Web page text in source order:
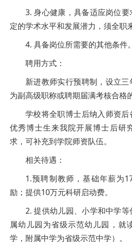
3. 身心健康，具备适应岗位
定的学术水平和发展潜力，须全职
4. 具备岗位所需要的其他条件。
聘用方式：
新进教师实行预聘制，设立
为副高级职称或聘期届满考核合格
学校将全职博士后纳入师资
优秀博士生来我院开展博士后研
求，可补充到学院师资队伍。
相关待遇：
1.预聘制教师，基础年薪为
励；提供10万元科研启动费。
2. 提供幼儿园、小学和中学
属幼儿园为省级示范幼儿园，就
学，附属中学为省级示范中学）。